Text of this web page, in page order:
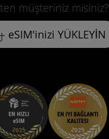
müşteriniz misiniz?
eSIM'inizi YÜKLEYİN